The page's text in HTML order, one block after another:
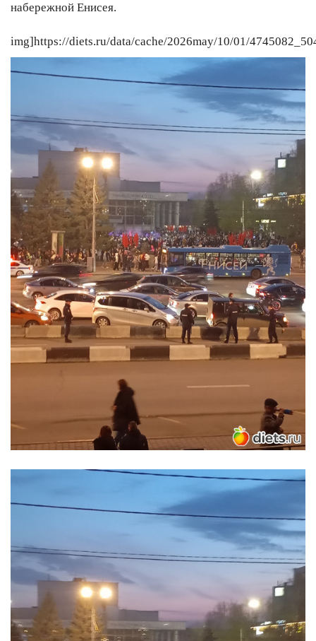
набережной Енисея.
img]https://diets.ru/data/cache/2026may/10/01/